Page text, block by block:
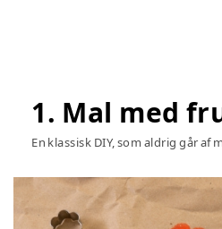
1. Mal med
En klassisk DIY, som aldrig går